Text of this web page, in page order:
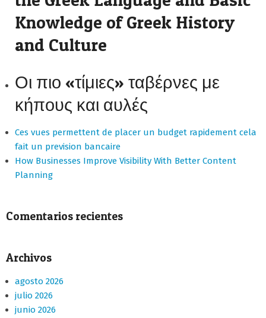
Knowledge of Greek History
and Culture
Οι πιο «τίμιες» ταβέρνες με
κήπους και αυλές
Ces vues permettent de placer un budget rapidement cela
fait un prevision bancaire
How Businesses Improve Visibility With Better Content
Planning
Comentarios recientes
Archivos
agosto 2026
julio 2026
junio 2026